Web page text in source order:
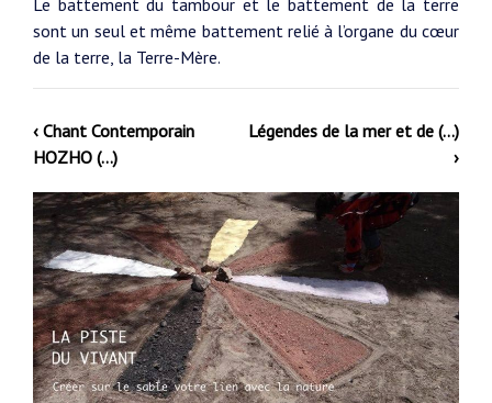
sont un seul et même battement relié à l’organe du cœur
de la terre, la Terre-Mère.
‹ Chant Contemporain
HOZHO (…)
Légendes de la mer et de (…)
›